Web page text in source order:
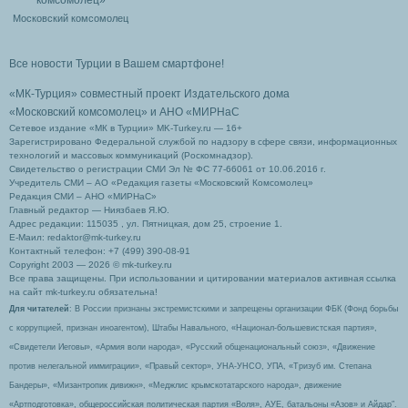
Московский комсомолец
Все новости Турции в Вашем смартфоне!
«МК-Турция» совместный проект Издательского дома
«Московский комсомолец» и АНО «МИРНаС
Сетевое издание «МК в Турции» MK-Turkey.ru — 16+
Зарегистрировано Федеральной службой по надзору в сфере связи, информационных
технологий и массовых коммуникаций (Роскомнадзор).
Свидетельство о регистрации СМИ Эл № ФС 77-66061 от 10.06.2016 г.
Учредитель СМИ – АО «Редакция газеты «Московский Комсомолец»
Редакция СМИ – АНО «МИРНаС»
Главный редактор — Ниязбаев Я.Ю.
Адрес редакции: 115035 , ул. Пятницкая, дом 25, строение 1.
Е-Маил: redaktor@mk-turkey.ru
Контактный телефон: +7 (499) 390-08-91
Copyright 2003 — 2026 © mk-turkey.ru
Все права защищены. При использовании и цитировании материалов активная ссылка
на сайт mk-turkey.ru обязательна!
Для читателей : В России признаны экстремистскими и запрещены организации ФБК (Фонд борьбы
с коррупцией, признан иноагентом), Штабы Навального, «Национал-большевистская партия»,
«Свидетели Иеговы», «Армия воли народа», «Русский общенациональный союз», «Движение
против нелегальной иммиграции», «Правый сектор», УНА-УНСО, УПА, «Тризуб им. Степана
Бандеры», «Мизантропик дивижн», «Меджлис крымскотатарского народа», движение
«Артподготовка», общероссийская политическая партия «Воля», АУЕ, батальоны «Азов» и Айдар″.